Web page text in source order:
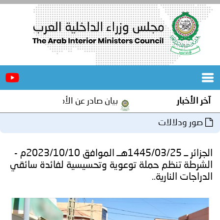
الرئيسية
المجلس
مؤتمرات
و
اجتماعات
جهود
وبرامج
آخر الأخبار بيان صادر عن الأمانة العامة لمجلس
صور ودلالات
الجزائر ــ 1445/03/25هــ الموافق 2023/10/10م -
الشرطة تنظم حملة توعوية وتحسيسية لفائدة سائقي
الدراجات النارية..